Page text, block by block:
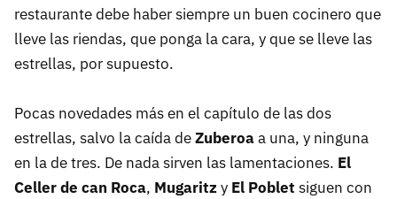
restaurante debe haber siempre un buen cocinero que
lleve las riendas, que ponga la cara, y que se lleve las
estrellas, por supuesto.
Pocas novedades más en el capítulo de las dos
estrellas, salvo la caída deZuberoaa una, y ninguna
en la de tres. De nada sirven las lamentaciones. El
Celler de can Roca, Mugaritzy El Poblet siguen con